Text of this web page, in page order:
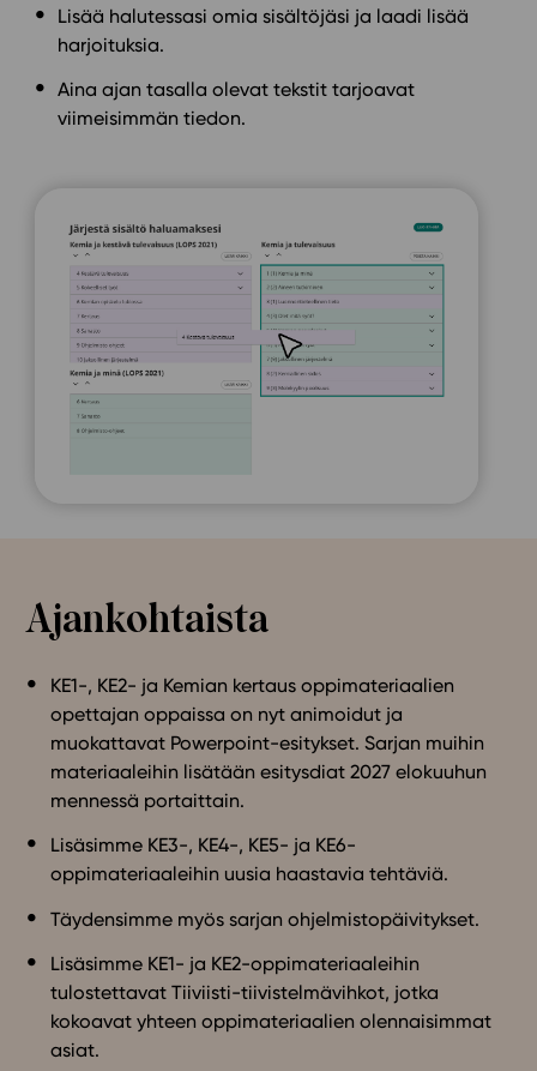
Lisää halutessasi omia sisältöjäsi ja laadi lisää
harjoituksia.
Aina ajan tasalla olevat tekstit tarjoavat
viimeisimmän tiedon.
Ajankohtaista
KE1-, KE2- ja Kemian kertaus oppimateriaalien
opettajan oppaissa on nyt animoidut ja
muokattavat Powerpoint-esitykset. Sarjan muihin
materiaaleihin lisätään esitysdiat 2027 elokuuhun
mennessä portaittain.
Lisäsimme KE3-, KE4-, KE5- ja KE6-
oppimateriaaleihin uusia haastavia tehtäviä.
Täydensimme myös sarjan ohjelmistopäivitykset.
Lisäsimme KE1- ja KE2-oppimateriaaleihin
tulostettavat Tiiviisti-tiivistelmävihkot, jotka
kokoavat yhteen oppimateriaalien olennaisimmat
asiat.